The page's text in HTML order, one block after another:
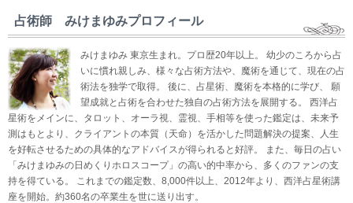
占術師 みけまゆみプロフィール
みけまゆみ 東京生まれ。プロ歴20年以上。 幼少のころから占
いに慣れ親しみ、様々な占術方法や、魔術を通じて、現在の占
術法を独学で取得。 後に、占星術、魔術を本格的に学び、 願
望成就と占術を合わせた独自の占術方法を展開する。 西洋占
星術をメインに、タロット、オーラ視、霊視、手相等を使った鑑定は、未来予
測はもとより、クライアントの本質（天命）を活かした問題解決の提案、人生
を好転させるための具体的なアドバイスが得られると好評。 また、毎日の占い
「みけまゆみの日めくりホロスコープ」の高い的中率から、多くのファンの支
持を得ている。 これまでの鑑定数、8,000件以上、2012年より、西洋占星術講
座を開始。約360名の卒業生を世に送り出す。